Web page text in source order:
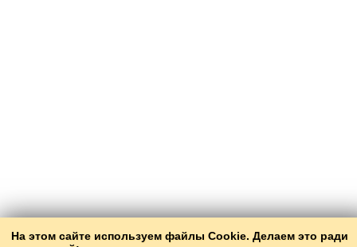
На этом сайте используем файлы Cookie. Делаем это ради